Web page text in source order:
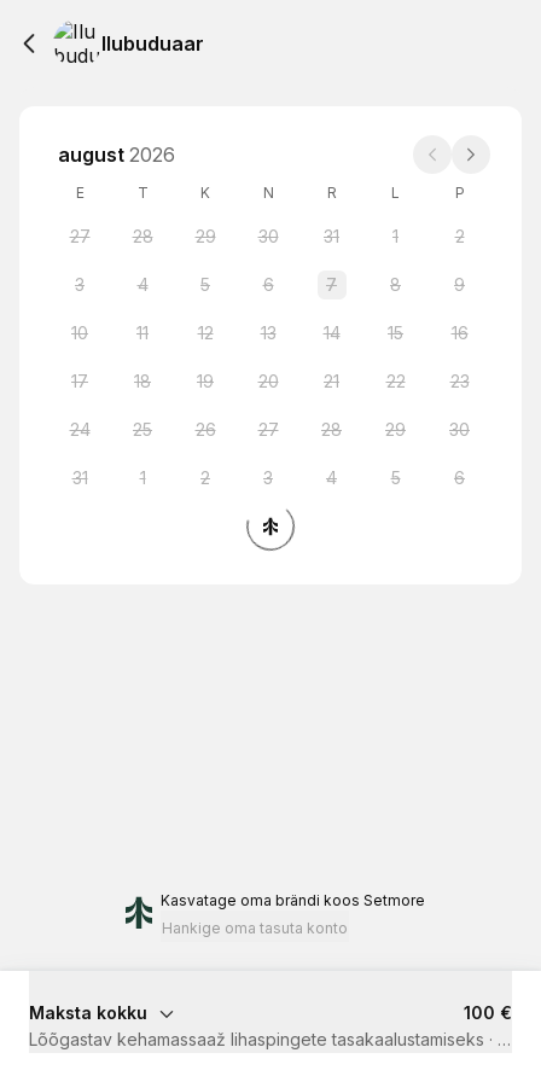
Ilubuduaar
august 2026
E T K N R L P
27 28 29 30 31 1 2
3 4 5 6 7 8 9
10 11 12 13 14 15 16
17 18 19 20 21 22 23
24 25 26 27 28 29 30
31 1 2 3 4 5 6
Kasvatage oma brändi koos Setmore
Hankige oma tasuta konto
Maksta kokku
100 €
Lõõgastav kehamassaaž lihaspingete tasakaalustamiseks · 1 t